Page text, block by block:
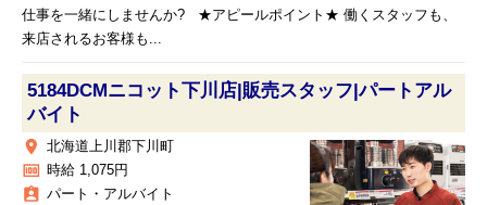
仕事を一緒にしませんか? ★アピールポイント★ 働くスタッフも、
来店されるお客様も...
5184DCMニコット下川店|販売スタッフ|パートアル
バイト
place 北海道上川郡下川町
money 時給 1,075円
assignment_ind パート・アルバイト